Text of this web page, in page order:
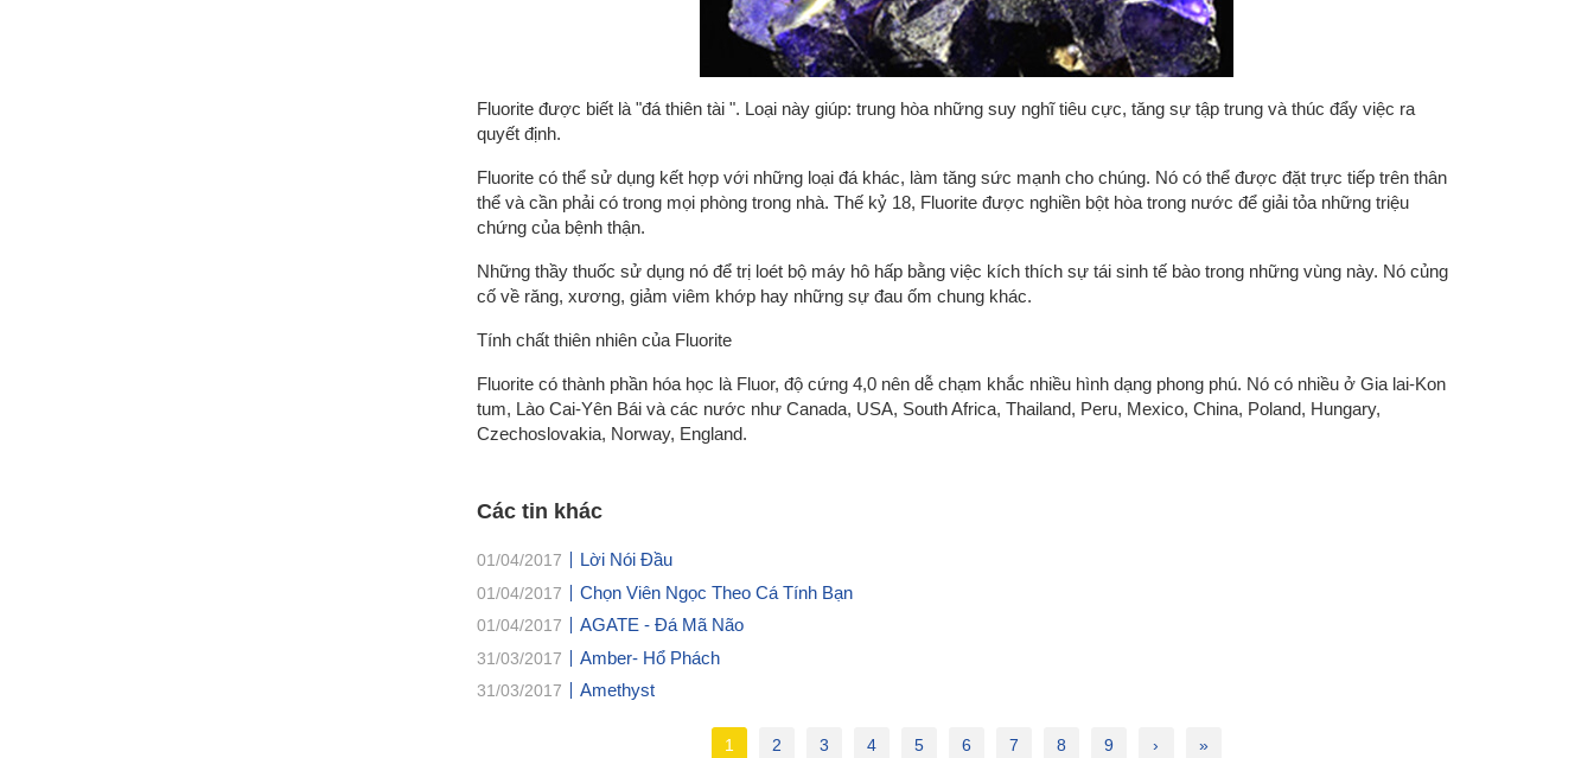
Fluorite được biết là "đá thiên tài ". Loại này giúp: trung hòa những suy nghĩ tiêu cực, tăng sự tập trung và thúc đẩy việc ra
quyết định.
Fluorite có thể sử dụng kết hợp với những loại đá khác, làm tăng sức mạnh cho chúng. Nó có thể được đặt trực tiếp trên thân
thể và cần phải có trong mọi phòng trong nhà. Thế kỷ 18, Fluorite được nghiền bột hòa trong nước để giải tỏa những triệu
chứng của bệnh thận.
Những thầy thuốc sử dụng nó để trị loét bộ máy hô hấp bằng việc kích thích sự tái sinh tế bào trong những vùng này. Nó củng
cố về răng, xương, giảm viêm khớp hay những sự đau ốm chung khác.
Tính chất thiên nhiên của Fluorite
Fluorite có thành phần hóa học là Fluor, độ cứng 4,0 nên dễ chạm khắc nhiều hình dạng phong phú. Nó có nhiều ở Gia lai-Kon
tum, Lào Cai-Yên Bái và các nước như Canada, USA, South Africa, Thailand, Peru, Mexico, China, Poland, Hungary,
Czechoslovakia, Norway, England.
Các tin khác
01/04/2017 Lời Nói Đầu
01/04/2017 Chọn Viên Ngọc Theo Cá Tính Bạn
01/04/2017 AGATE - Đá Mã Não
31/03/2017 Amber- Hổ Phách
31/03/2017 Amethyst
1 2 3 4 5 6 7 8 9 › »